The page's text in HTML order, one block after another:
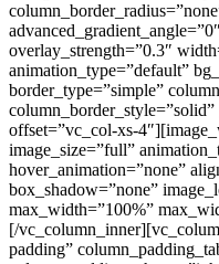
overlay_strength=”0.3″
animation_type=”default”
border_type=”simple”
offset=”vc_col-xs-
image_size=”full”
hover_animation=”none”
box_shadow=”none”
max_width=”100%”
[/
padding”